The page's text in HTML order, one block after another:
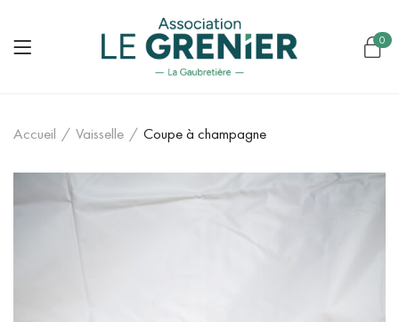
0
Accueil / Vaisselle / Coupe à champagne